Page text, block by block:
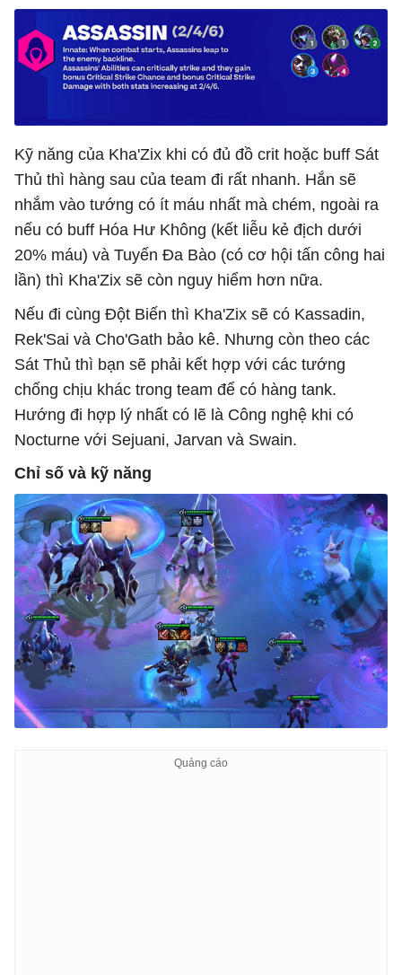
Kỹ năng của Kha'Zix khi có đủ đồ crit hoặc buff Sát
Thủ thì hàng sau của team đi rất nhanh. Hắn sẽ
nhắm vào tướng có ít máu nhất mà chém, ngoài ra
nếu có buff Hóa Hư Không (kết liễu kẻ địch dưới
20% máu) và Tuyến Đa Bào (có cơ hội tấn công hai
lần) thì Kha'Zix sẽ còn nguy hiểm hơn nữa.
Nếu đi cùng Đột Biến thì Kha'Zix sẽ có Kassadin,
Rek'Sai và Cho'Gath bảo kê. Nhưng còn theo các
Sát Thủ thì bạn sẽ phải kết hợp với các tướng
chống chịu khác trong team để có hàng tank.
Hướng đi hợp lý nhất có lẽ là Công nghệ khi có
Nocturne với Sejuani, Jarvan và Swain.
Chỉ số và kỹ năng